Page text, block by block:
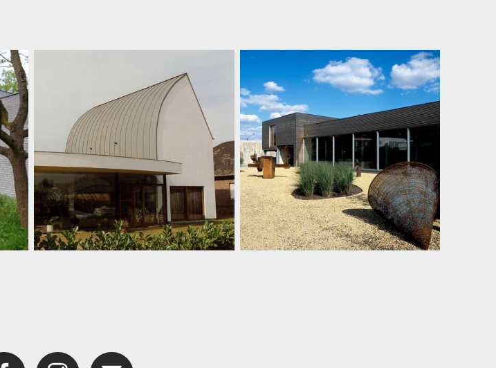
Woning BD
Nieuwbouwwoning
Woning en kunstgallerij
Verbouwing van een vlasroterij tot
kunstgalerij en woning